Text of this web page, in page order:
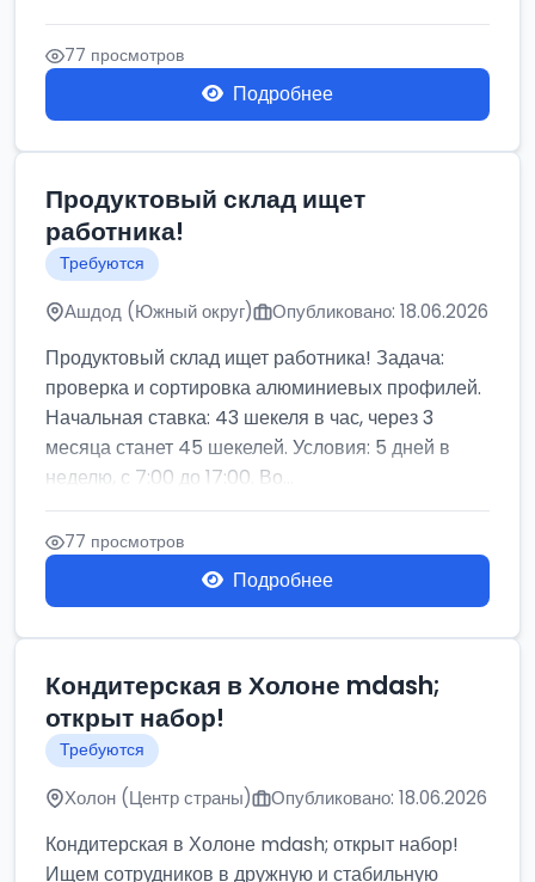
77 просмотров
Подробнее
Продуктовый склад ищет
работника!
Требуются
Ашдод (Южный округ) Опубликовано: 18.06.2026
Продуктовый склад ищет работника! Задача:
проверка и сортировка алюминиевых профилей.
Начальная ставка: 43 шекеля в час, через 3
месяца станет 45 шекелей. Условия: 5 дней в
неделю, с 7:00 до 17:00. Во...
77 просмотров
Подробнее
Кондитерская в Холоне mdash;
открыт набор!
Требуются
Холон (Центр страны) Опубликовано: 18.06.2026
Кондитерская в Холоне mdash; открыт набор!
Ищем сотрудников в дружную и стабильную